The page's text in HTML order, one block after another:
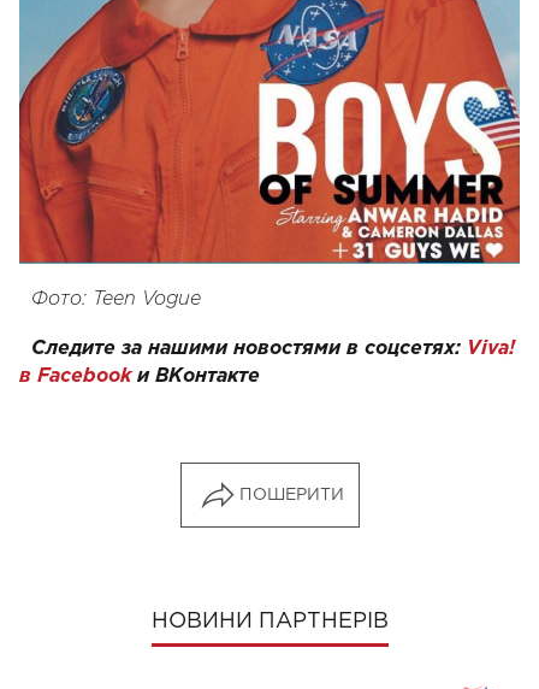
Фото: Teen Vogue
Следите за нашими новостями в соцсетях: Viva!
в Facebookи ВКонтакте
ПОШЕРИТИ
НОВИНИ ПАРТНЕРІВ